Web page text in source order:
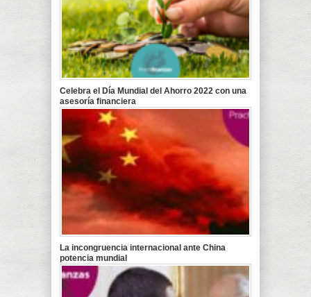
Celebra el Día Mundial del Ahorro 2022 con una
asesoría financiera
La incongruencia internacional ante China
potencia mundial